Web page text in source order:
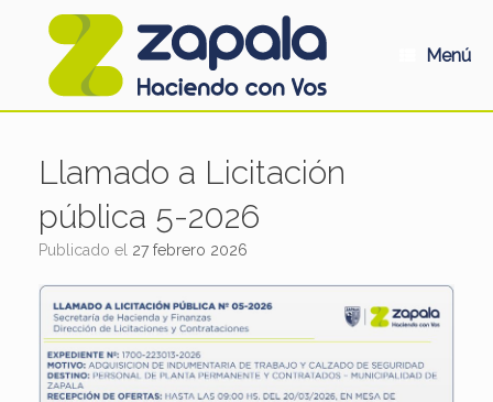
Menú
Llamado a Licitación
pública 5-2026
Publicado el 27 febrero 2026